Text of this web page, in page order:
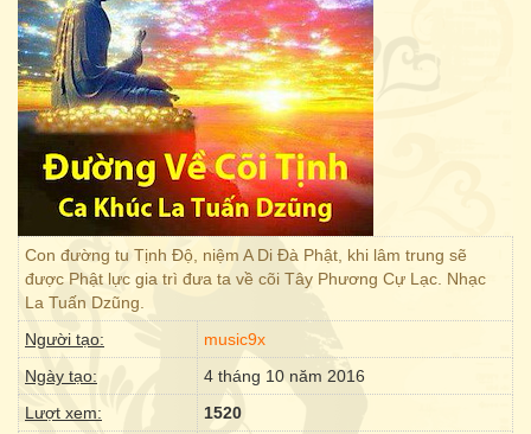
Con đường tu Tịnh Độ, niệm A Di Đà Phật, khi lâm trung sẽ
được Phật lực gia trì đưa ta về cõi Tây Phương Cự Lạc. Nhạc
La Tuấn Dzũng.
Người tạo:
music9x
Ngày tạo:
4 tháng 10 năm 2016
Lượt xem:
1520